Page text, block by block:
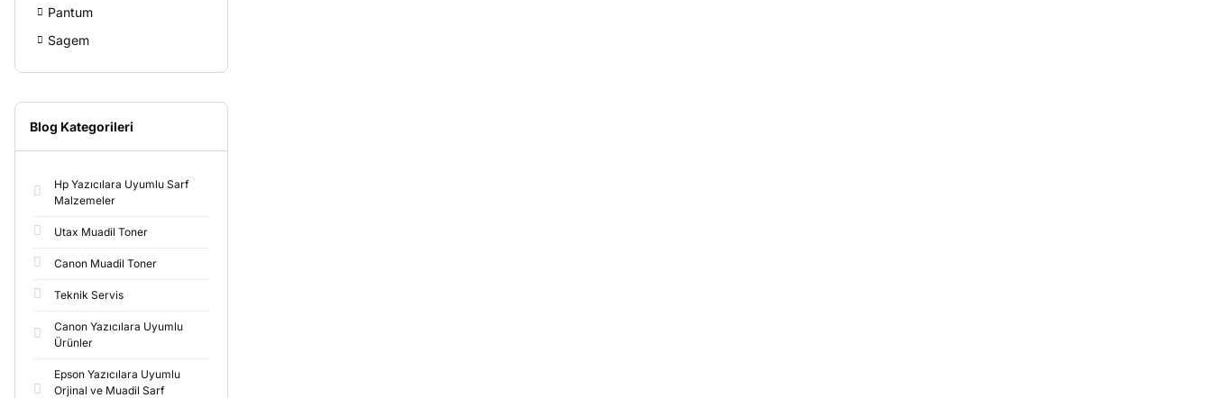
Pantum
Sagem
Blog Kategorileri
Hp Yazıcılara Uyumlu Sarf
Malzemeler
Utax Muadil Toner
Canon Muadil Toner
Teknik Servis
Canon Yazıcılara Uyumlu
Ürünler
Epson Yazıcılara Uyumlu
Orjinal ve Muadil Sarf